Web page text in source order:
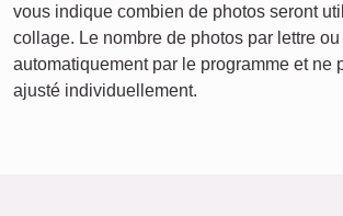
vous indique combien de photos seront
collage. Le nombre de photos par lettre
automatiquement par le programme et ne
ajusté individuellement.